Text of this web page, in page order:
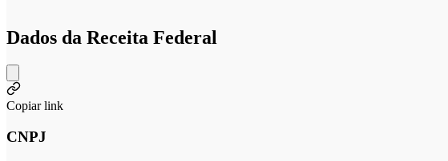
Dados da Receita Federal
Copiar link
CNPJ